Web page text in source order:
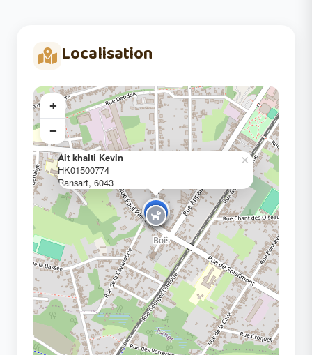
Localisation
Ait khalti Kevin
HK01500774
Ransart, 6043
×
+
−